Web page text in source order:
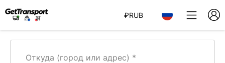
₽RUB
Откуда (город или адрес)